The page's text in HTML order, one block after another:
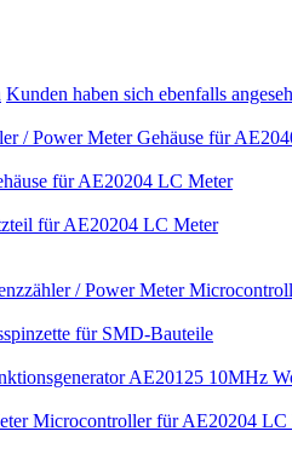
Kunden haben sich ebenfalls
Gehäuse für
für AE20204 LC Meter
für AE20204 LC Meter
für SMD-Bauteile
AE20125 10MHz
Microcontroller für AE20204 LC